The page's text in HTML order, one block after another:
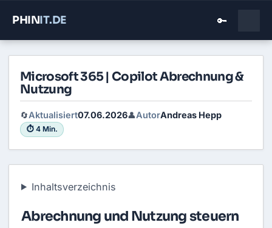
PHINIT.DE 🔑
Microsoft 365 | Copilot Abrechnung &
Nutzung
🔄Aktualisiert07.06.2026👤AutorAndreas Hepp
⏱ 4 Min.
Inhaltsverzeichnis
Abrechnung und Nutzung steuern